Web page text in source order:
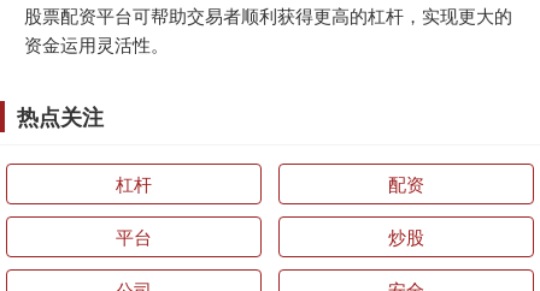
股票配资平台可帮助交易者顺利获得更高的杠杆，实现更大的
资金运用灵活性。
热点关注
杠杆 配资
平台 炒股